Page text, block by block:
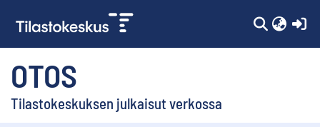
OTOS
Tilastokeskuksen julkaisut verkossa